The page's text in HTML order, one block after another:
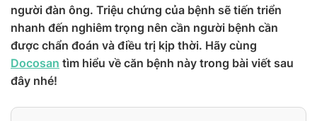
người đàn ông. Triệu chứng của bệnh sẽ tiến triển
nhanh đến nghiêm trọng nên cần người bệnh cần
được chẩn đoán và điều trị kịp thời. Hãy cùng
Docosan tìm hiểu về căn bệnh này trong bài viết sau
đây nhé!